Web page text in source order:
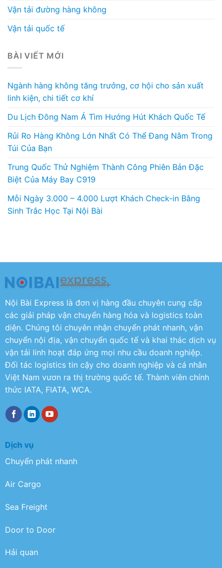
Vận tải đường hàng không
Vận tải quốc tế
BÀI VIẾT MỚI
Ngành hàng không tăng trưởng, cơ hội cho sản xuất
linh kiện, chi tiết cơ khí
Du Lịch Đông Nam Á Tìm Hướng Hút Khách Quốc Tế
Rủi Ro Hàng Không Lớn Nhất Có Thể Đang Nằm Trong
Túi Của Bạn
Trung Quốc Thử Nghiệm Thành Công Phiên Bản Đặc
Biệt Của Máy Bay C919
Mỗi Ngày 3.000 – 4.000 Lượt Khách Check-in Bằng
Sinh Trắc Học Tại Nội Bài
Nội Bài Express là đơn vị hàng đầu chuyên cung cấp
các giải pháp vận chuyển hàng hóa và logistics toàn
diện. Chúng tôi chuyên nhận chuyển phát nhanh, vận
chuyển nội địa, vận chuyển quốc tế và khai thác dịch vụ
vận tải linh hoạt đáp ứng mọi nhu cầu doanh nghiệp.
Đối tác logistics tin cậy cho doanh nghiệp và cá nhân
Việt Nam vươn ra thị trường quốc tế. Thành viên chính
thức IATA, FIATA, WCA.
Dịch vụ
Chuyển phát nhanh
Air Cargo
Sea Freight
Door to Door
Hải quan